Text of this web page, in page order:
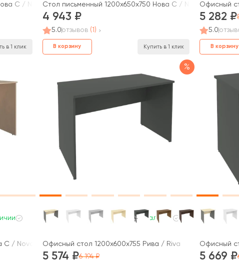
С / Nova S
в 1 клик
Стол письменный 1200x650x750 Нова С / Nova S
4 943
5.0отзывов (1)
В корзину Купить в 1 клик
Офисный
5 282
5.0
В корзину
С / Nova S
%
В наличии
Офисный стол 1200x600x755 Рива / Riva
5 574
6 194
Офисный
5 669